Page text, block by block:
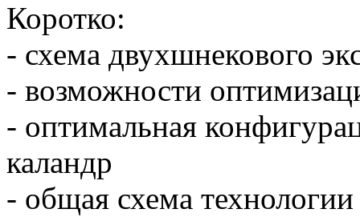
Коротко:
- схема двухшнекового
- возможности
- оптимальная
каландр
- общая схема